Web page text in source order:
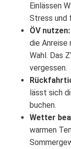
Einlässen
Stress und
ÖV nutzen:
die Anreise
Wahl. Das
vergessen.
lässt sich
buchen.
Wetter
warmen